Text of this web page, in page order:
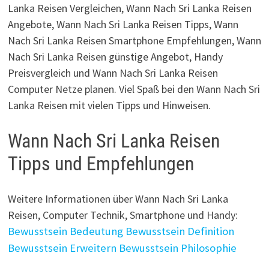
Lanka Reisen Vergleichen, Wann Nach Sri Lanka Reisen
Angebote, Wann Nach Sri Lanka Reisen Tipps, Wann
Nach Sri Lanka Reisen Smartphone Empfehlungen, Wann
Nach Sri Lanka Reisen günstige Angebot, Handy
Preisvergleich und Wann Nach Sri Lanka Reisen
Computer Netze planen. Viel Spaß bei den Wann Nach Sri
Lanka Reisen mit vielen Tipps und Hinweisen.
Wann Nach Sri Lanka Reisen
Tipps und Empfehlungen
Weitere Informationen über Wann Nach Sri Lanka
Reisen, Computer Technik, Smartphone und Handy:
Bewusstsein Bedeutung Bewusstsein Definition
Bewusstsein Erweitern Bewusstsein Philosophie